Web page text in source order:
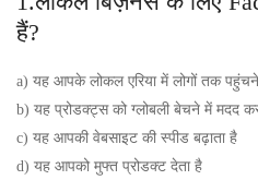
हैं?
a) यह आपके लोकल एरिया में लोगों तक
b) यह प्रोडक्ट्स को ग्लोबली बेचने में मदद
c) यह आपकी वेबसाइट की स्पीड बढ़ाता है
d) यह आपको मुफ्त प्रोडक्ट देता है